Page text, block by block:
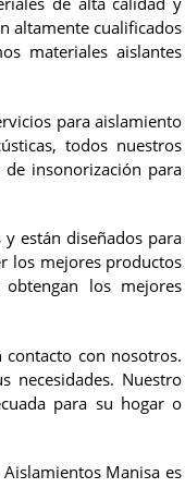
altamente cualificados
materiales aislantes
para aislamiento
todos nuestros
insonorización para
están diseñados para
los mejores productos
los mejores
contacto con nosotros.
necesidades. Nuestro
para su hogar o
Manisa es